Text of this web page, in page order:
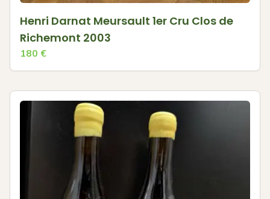
Henri Darnat Meursault 1er Cru Clos de
Richemont 2003
180 €